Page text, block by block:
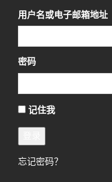
用户名或电子邮箱地址
密码
记住我
忘记密码？